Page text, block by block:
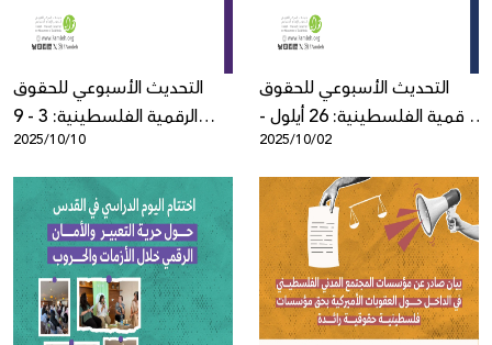
التحديث الأسبوعي للحقوق
الرقمية الفلسطينية: 3 - 9
تشرين الأول
2025/10/10
التحديث الأسبوعي للحقوق
الرقمية الفلسطينية: 26 أيلول -
2025/10/02